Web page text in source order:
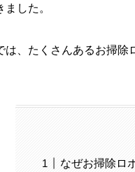
ました。
は、たくさんあるお掃除
なぜお掃除ロ